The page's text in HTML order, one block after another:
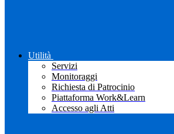
Utilità
Servizi
Monitoraggi
Richiesta di Patrocinio
Piattaforma Work&Learn
Accesso agli Atti